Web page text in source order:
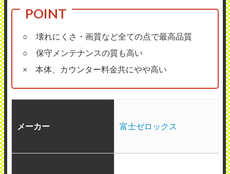
○ 壊れにくさ・画質など全ての点で最高品質
○ 保守メンテナンスの質も高い
× 本体、カウンター料金共にやや高い
メーカー 富士ゼロックス